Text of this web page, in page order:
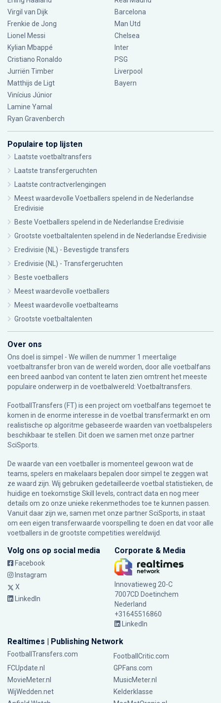
Virgil van Dijk
Frenkie de Jong
Lionel Messi
Kylian Mbappé
Cristiano Ronaldo
Jurriën Timber
Matthijs de Ligt
Vinícius Júnior
Lamine Yamal
Ryan Gravenberch
Barcelona
Man Utd
Chelsea
Inter
PSG
Liverpool
Bayern
Populaire top lijsten
Laatste voetbaltransfers
Laatste transfergeruchten
Laatste contractverlengingen
Meest waardevolle Voetballers spelend in de Nederlandse
Eredivisie
Beste Voetballers spelend in de Nederlandse Eredivisie
Grootste voetbaltalenten spelend in de Nederlandse Eredivisie
Eredivisie (NL) - Bevestigde transfers
Eredivisie (NL) - Transfergeruchten
Beste voetballers
Meest waardevolle voetballers
Meest waardevolle voetbalteams
Grootste voetbaltalenten
Over ons
Ons doel is simpel - We willen de nummer 1 meertalige
voetbaltransfer bron van de wereld worden, door alle voetbalfans
een breed aanbod van content te laten zien omtrent het meeste
populaire onderwerp in de voetbalwereld: Voetbaltransfers.
FootballTransfers (FT) is een project om voetbalfans tegemoet te
komen in de enorme interesse in de voetbal transfermarkt en om
realistische op algoritme gebaseerde waarden van voetbalspelers
beschikbaar te stellen. Dit doen we samen met onze partner
SciSports
De waarde van een voetballer is momenteel gewoon wat de
teams, spelers en makelaars bepalen door simpel te zeggen wat
ze waard zijn. Wij gebruiken gedetailleerde voetbal statistieken, de
huidige en toekomstige Skill levels, contract data en nog meer
details om zo onze unieke rekenmethodes toe te kunnen passen.
Vanuit daar zijn we, samen met onze partner SciSports, in staat
om een eigen transferwaarde voorspelling te doen en dat voor alle
voetballers in de grootste competities wereldwijd.
Volg ons op social media
Facebook
Instagram
X
LinkedIn
Corporate & Media
Innovatieweg 20-C
7007CD Doetinchem
Nederland
+31645516860
LinkedIn
Realtimes | Publishing Network
FootballTransfers.com
FootballCritic.com
FCUpdate.nl
GPFans.com
MovieMeter.nl
MusicMeter.nl
WijWedden.net
Kelderklasse